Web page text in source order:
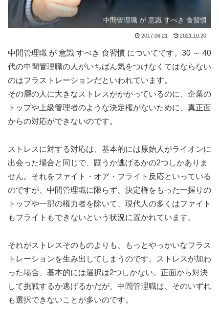
中間管理職 が 意識 すべき 食習慣
2017.06.21 2021.10.20
中間管理職 が 意識 すべき 食習慣 についてです。30 ～ 40
代の中間管理職の人がいちばん気をつけなくてはならない
のはフラストレーションだといわれています。
その層の人に大きなストレスがかかっているのに、企業の
トップや上級管理者のような決定権がないために、真正面
からの対応ができないのです。
ストレスに対する対応は、基本的には原始人がライオンに
出会った場合と同じで、闘うか逃げるかの2つしかありま
せん。それをファイト・オア・フライト反応といっている
のですが、中間管理職に限らず、決定権をもった一握りの
トップや一部の権力者を除いて、現代人の多くはファイト
もフライトもできないという状況に置かれています。
それがストレスそのものよりも、もっとやっかいなフラス
トレーションを生み出してしまうのです。ストレスが加わ
った場合、基本的には選択は2つしかない。正面から対決
して挑戦するか逃げるかだが、中間管理職は、そのいずれ
も選択できないことが多いのです。